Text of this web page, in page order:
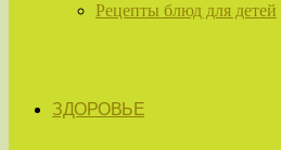
Рецепты блюд для детей
ЗДОРОВЬЕ